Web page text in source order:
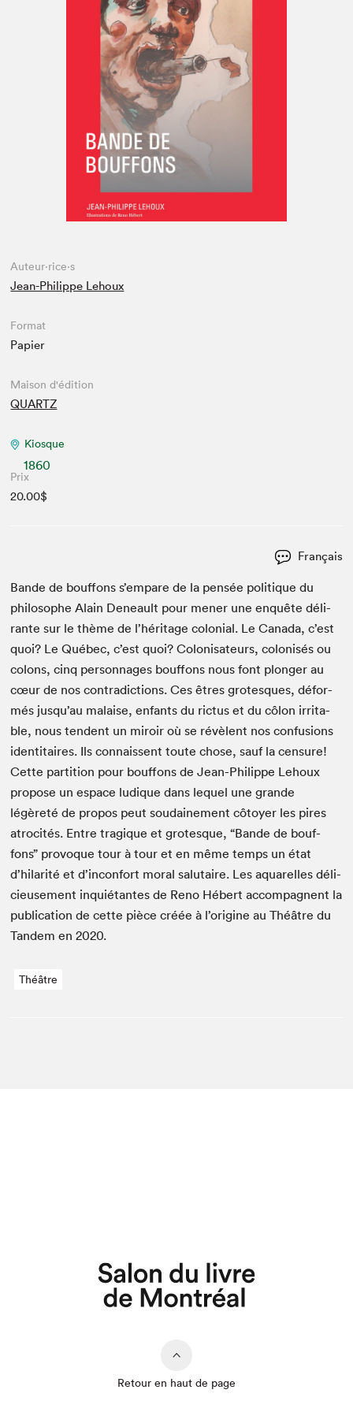
Espace enseignant·e·s
Auteur·rice·s
Jean-Philippe Lehoux
Format
Papier
Maison d'édition
QUARTZ
Kiosque
1860
Prix
20.00$
Français
Bande de bouf­fons s’empare de la pen­sée poli­tique du
philosophe Alain Deneault pour men­er une enquête déli­
rante sur le thème de l’héritage colo­nial. Le Cana­da, c’est
quoi? Le Québec, c’est quoi? Colonisa­teurs, colonisés ou
colons, cinq per­son­nages bouf­fons nous font plonger au
cœur de nos con­tra­dic­tions. Ces êtres grotesques, défor­
més jusqu’au malaise, enfants du ric­tus et du côlon irri­ta­
ble, nous ten­dent un miroir où se révè­lent nos con­fu­sions
iden­ti­taires. Ils con­nais­sent toute chose, sauf la cen­sure!
Cette par­ti­tion pour bouf­fons de Jean-Philippe Lehoux
pro­pose un espace ludique dans lequel une grande
légèreté de pro­pos peut soudaine­ment côtoy­er les pires
atroc­ités. Entre trag­ique et grotesque,“Bande de bouf­
fons” provoque tour à tour et en même temps un état
d’hilarité et d’inconfort moral salu­taire. Les aquarelles déli­
cieuse­ment inquié­tantes de Reno Hébert accom­pa­g­nent la
pub­li­ca­tion de cette pièce créée à l’origine au Théâtre du
Tan­dem en2020.
Théâtre
Retour en haut de page